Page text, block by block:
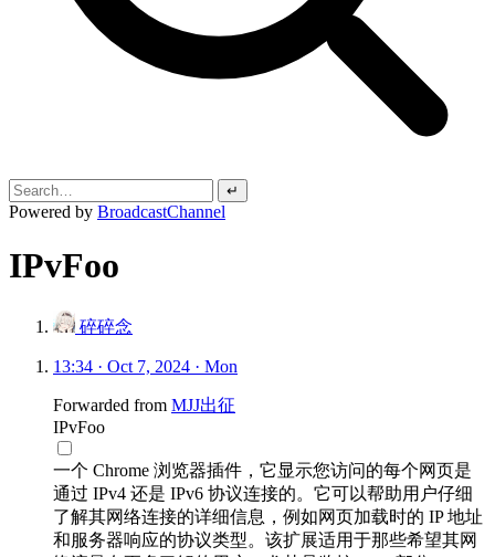
↵
Powered by BroadcastChannel
IPvFoo
碎碎念
13:34 · Oct 7, 2024 · Mon
Forwarded from MJJ出征
IPvFoo
一个 Chrome 浏览器插件，它显示您访问的每个网页是
通过 IPv4 还是 IPv6 协议连接的。它可以帮助用户仔细
了解其网络连接的详细信息，例如网页加载时的 IP 地址
和服务器响应的协议类型。该扩展适用于那些希望其网